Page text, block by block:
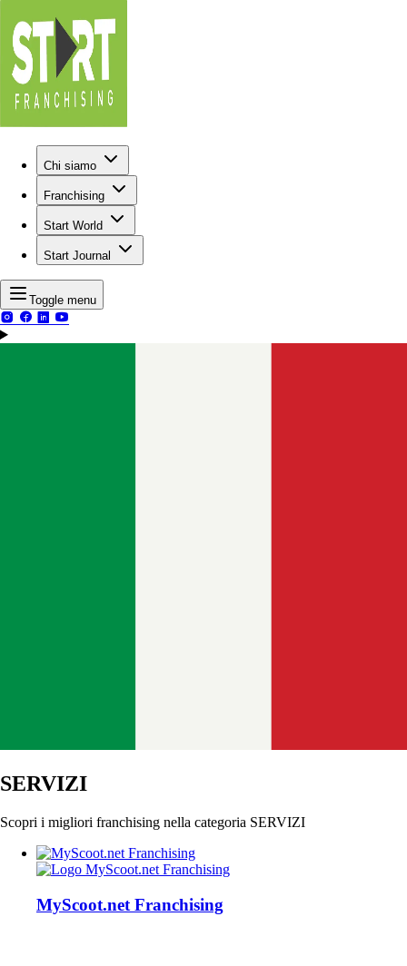
Chi siamo
Franchising
Start World
Start Journal
Toggle menu
SERVIZI
Scopri i migliori franchising nella categoria SERVIZI
MyScoot.net Franchising